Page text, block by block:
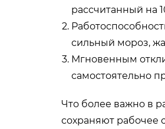
рассчитанный на
сильный мороз,
Мгновенным
самостоятельно
Что более важно в
сохраняют рабочее